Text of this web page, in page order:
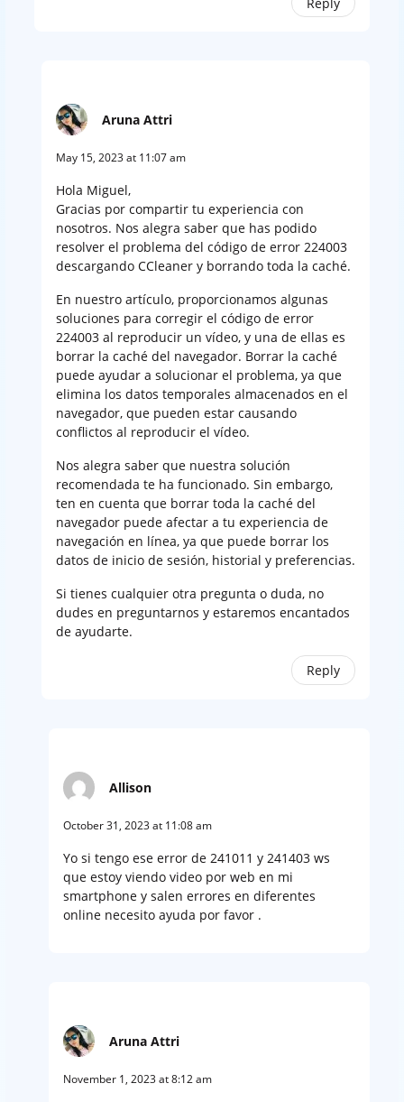
Aruna Attri
May 15, 2023 at 11:07 am
Hola Miguel,
Gracias por compartir tu experiencia con
nosotros. Nos alegra saber que has podido
resolver el problema del código de error 224003
descargando CCleaner y borrando toda la caché.
En nuestro artículo, proporcionamos algunas
soluciones para corregir el código de error
224003 al reproducir un vídeo, y una de ellas es
borrar la caché del navegador. Borrar la caché
puede ayudar a solucionar el problema, ya que
elimina los datos temporales almacenados en el
navegador, que pueden estar causando
conflictos al reproducir el vídeo.
Nos alegra saber que nuestra solución
recomendada te ha funcionado. Sin embargo,
ten en cuenta que borrar toda la caché del
navegador puede afectar a tu experiencia de
navegación en línea, ya que puede borrar los
datos de inicio de sesión, historial y preferencias.
Si tienes cualquier otra pregunta o duda, no
dudes en preguntarnos y estaremos encantados
de ayudarte.
Reply
Allison
October 31, 2023 at 11:08 am
Yo si tengo ese error de 241011 y 241403 ws
que estoy viendo video por web en mi
smartphone y salen errores en diferentes
online necesito ayuda por favor .
Aruna Attri
November 1, 2023 at 8:12 am